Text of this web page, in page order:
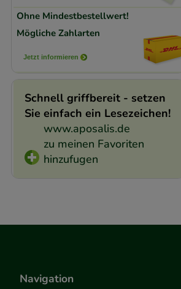
Ohne Mindestbestellwert!
Mögliche Zahlarten
Jetzt informieren
Schnell griffbereit - setzen
Sie einfach ein Lesezeichen!
www.aposalis.de
zu meinen Favoriten
hinzufugen
Navigation